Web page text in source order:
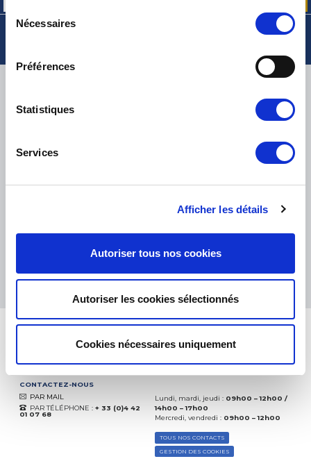
Sélection
Nécessaires
Préférences
Statistiques
Services
Afficher les détails
Autoriser tous nos cookies
Autoriser les cookies sélectionnés
Cookies nécessaires uniquement
PETITS COLIS : TNT, GÉODIS, FRANCE EXPRESS, DPD
eKomi
Excellent: 4.5/5
Basé sur37828 avis
CONTACTEZ-NOUS
PAR MAIL
PAR TÉLÉPHONE : + 33 (0)4 42
01 07 68
Lundi, mardi, jeudi : 09h00 – 12h00 /
14h00 – 17h00
Mercredi, vendredi : 09h00 – 12h00
TOUS NOS CONTACTS
GESTION DES COOKIES